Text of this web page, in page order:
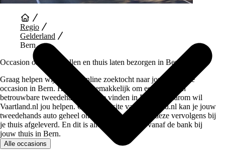
Regio
Gelderland
Bern
Occasion online bestellen en thuis laten bezorgen in Bern
Graag helpen wij je bij je online zoektocht naar jouw perfecte
occasion in Bern. Het is niet gemakkelijk om een goede en
betrouwbare tweedehands auto te vinden in Bern en daarom wil
Vaartland.nl jou helpen. Op de website van Vaartland.nl kan je jouw
tweedehands auto geheel online kopen en wordt deze vervolgens bij
je thuis afgeleverd. En dit is allemaal mogelijk vanaf de bank bij
jouw thuis in Bern.
Alle occasions